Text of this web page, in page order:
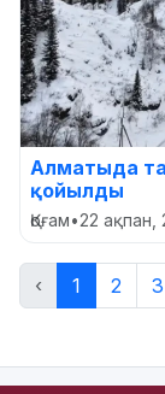
Алматыда
қойылды
Қоғам•22 ақпан,
‹ 1 2 3